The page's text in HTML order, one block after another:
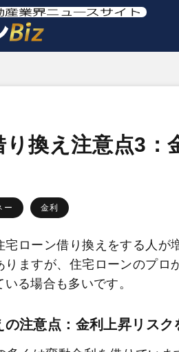
換え注意点3：
ー 金利
宅ローン借り換えをする人
りますが、住宅ローンのプ
る場合も多いです。
注意点：金利上昇リス